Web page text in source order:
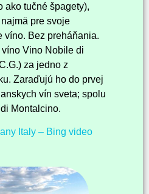
ako tučné špagety),
pre svoje
víno. Bez preháňania.
Vino Nobile di
za jedno z
Zaraďujú ho do prvej
vín sveta; spolu
Montalcino.
Italy – Bing video